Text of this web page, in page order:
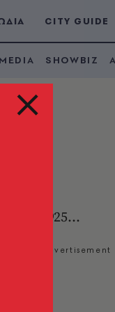
CITY GUIDE
SHOWBIZ
του 1925...